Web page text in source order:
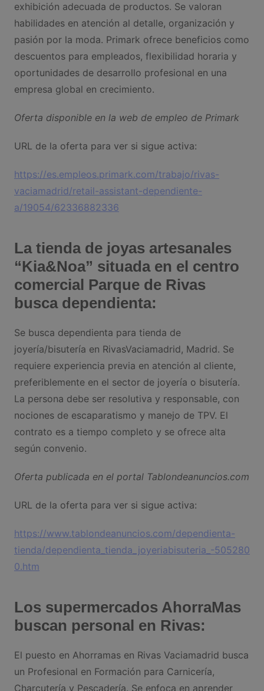
exhibición adecuada de productos. Se valoran
habilidades en atención al detalle, organización y
pasión por la moda. Primark ofrece beneficios como
descuentos para empleados, flexibilidad horaria y
oportunidades de desarrollo profesional en una
empresa global en crecimiento.
Oferta disponible en la web de empleo de Primark
URL de la oferta para ver si sigue activa:
https://es.empleos.primark.com/trabajo/rivas-
vaciamadrid/retail-assistant-dependiente-
a/19054/62336882336
La tienda de joyas artesanales
“Kia&Noa” situada en el centro
comercial Parque de Rivas
busca dependienta:
Se busca dependienta para tienda de
joyería/bisutería en RivasVaciamadrid, Madrid. Se
requiere experiencia previa en atención al cliente,
preferiblemente en el sector de joyería o bisutería.
La persona debe ser resolutiva y responsable, con
nociones de escaparatismo y manejo de TPV. El
contrato es a tiempo completo y se ofrece alta
según convenio.
Oferta publicada en el portal Tablondeanuncios.com
URL de la oferta para ver si sigue activa:
https://www.tablondeanuncios.com/dependienta-
tienda/dependienta_tienda_joyeriabisuteria_-505280
0.htm
Los supermercados AhorraMas
buscan personal en Rivas:
El puesto en Ahorramas en Rivas Vaciamadrid busca
un Profesional en Formación para Carnicería,
Charcutería y Pescadería. Se enfoca en aprender